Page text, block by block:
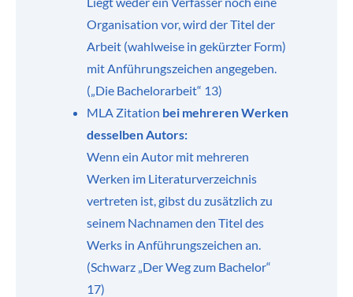
Organisation vor, wird der Titel der
Arbeit (wahlweise in gekürzter Form)
mit Anführungszeichen angegeben.
(„Die Bachelorarbeit“ 13)
MLA Zitation bei mehreren Werken
desselben Autors:
Wenn ein Autor mit mehreren
Werken im Literaturverzeichnis
vertreten ist, gibst du zusätzlich zu
seinem Nachnamen den Titel des
Werks in Anführungszeichen an.
(Schwarz „Der Weg zum Bachelor“
17)